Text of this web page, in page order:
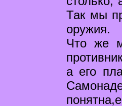
Так мы
оружия.
Что же
а его